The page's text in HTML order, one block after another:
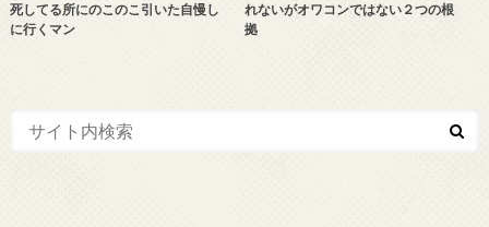
死してる所にのこのこ引いた自慢し
に行くマン
れないがオワコンではない２つの根
拠